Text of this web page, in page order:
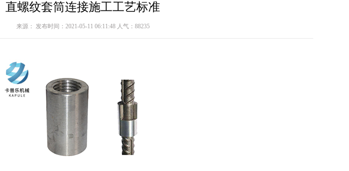
直螺纹套筒连接施工工艺标准
来源： 发布时间：2021-05-11 06:11:48 人气： 88235